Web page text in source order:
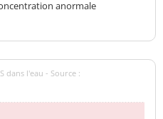
anormale
dans l'eau - Source :